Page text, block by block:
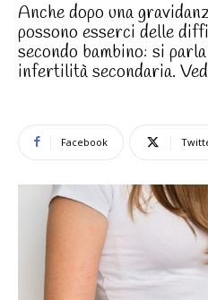
Anche dopo una
possono esserci delle
secondo bambino: si
infertilità secondaria.
Facebook